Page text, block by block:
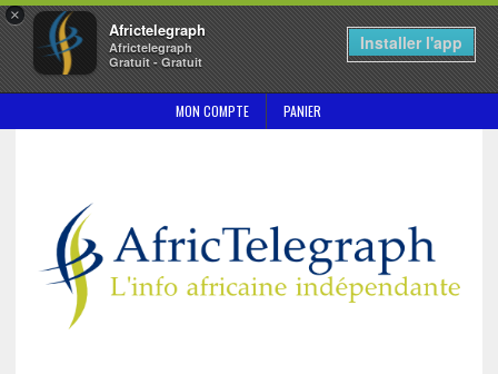
×
Africtelegraph
Africtelegraph
Gratuit - Gratuit
Installer l'app
MON COMPTE PANIER